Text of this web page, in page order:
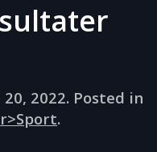
20, 2022. Posted in
.